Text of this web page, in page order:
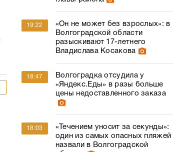
Волгоградка отсудила у
«Яндекс.Еды» в разы больше
цены недоставленного заказа
«Течением уносит за секунды»:
один из самых опасных пляжей
назвали в Волгоградской
области
Новости СМИ2